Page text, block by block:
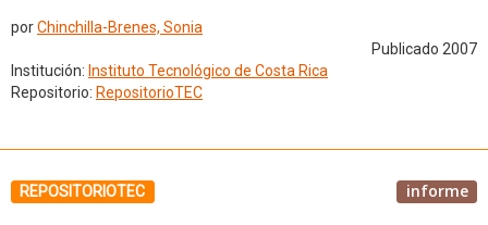
porChinchilla-Brenes, Sonia
Publicado 2007
Institución: Instituto Tecnológico de Costa Rica
Repositorio: RepositorioTEC
REPOSITORIOTEC informe